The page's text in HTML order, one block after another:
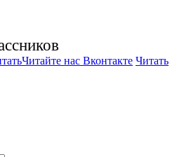
Читайте нас Вконтакте Читать